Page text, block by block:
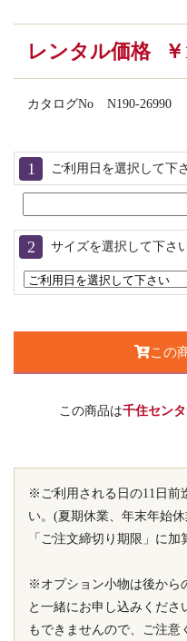
レンタル価格
カタログNo N190-26990
ご利用日を選択して下
サイズを選択して下さ
この
この商品は千住セン
※ご利用される日の11日前
い。(夏期休業、年末年始
「ご注文締切り期限」に加
※オプション小物は後から
と一緒にお申し込みくださ
もできませんので、ご注意